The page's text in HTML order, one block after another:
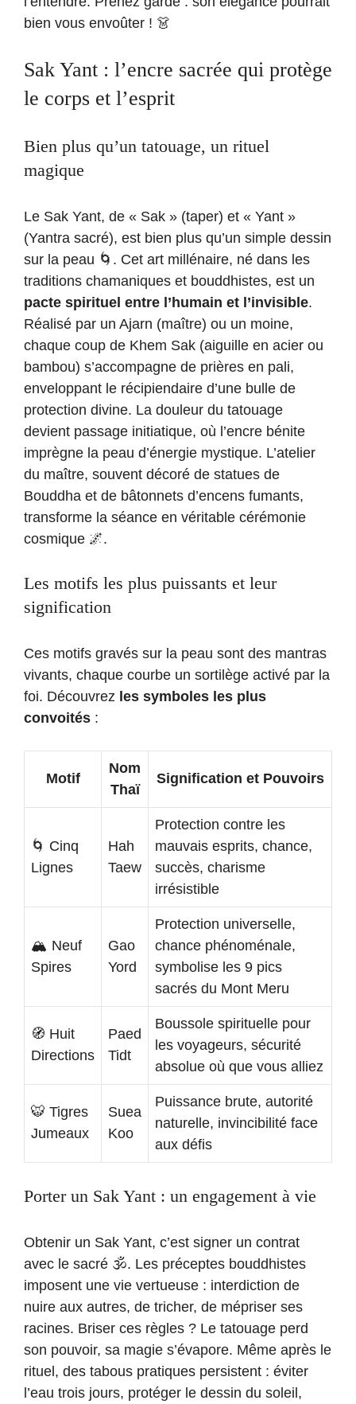
bien vous envoûter ! 👗
Sak Yant : l’encre sacrée qui protège
le corps et l’esprit
Bien plus qu’un tatouage, un rituel
magique
Le Sak Yant, de « Sak » (taper) et « Yant »
(Yantra sacré), est bien plus qu’un simple dessin
sur la peau 🌀. Cet art millénaire, né dans les
traditions chamaniques et bouddhistes, est un
pacte spirituel entre l’humain et l’invisible.
Réalisé par un Ajarn (maître) ou un moine,
chaque coup de Khem Sak (aiguille en acier ou
bambou) s’accompagne de prières en pali,
enveloppant le récipiendaire d’une bulle de
protection divine. La douleur du tatouage
devient passage initiatique, où l’encre bénite
imprègne la peau d’énergie mystique. L’atelier
du maître, souvent décoré de statues de
Bouddha et de bâtonnets d’encens fumants,
transforme la séance en véritable cérémonie
cosmique 🌌.
Les motifs les plus puissants et leur
signification
Ces motifs gravés sur la peau sont des mantras
vivants, chaque courbe un sortilège activé par la
foi. Découvrez les symboles les plus
convoités :
Motif
Nom
Thaï
Signification et Pouvoirs
🌀 Cinq
Lignes
Hah
Taew
Protection contre les
mauvais esprits, chance,
succès, charisme
irrésistible
🏔️ Neuf
Spires
Gao
Yord
Protection universelle,
chance phénoménale,
symbolise les 9 pics
sacrés du Mont Meru
🧭 Huit
Directions
Paed
Tidt
Boussole spirituelle pour
les voyageurs, sécurité
absolue où que vous alliez
🐯 Tigres
Jumeaux
Suea
Koo
Puissance brute, autorité
naturelle, invincibilité face
aux défis
Porter un Sak Yant : un engagement à vie
Obtenir un Sak Yant, c’est signer un contrat
avec le sacré 🕉️. Les préceptes bouddhistes
imposent une vie vertueuse : interdiction de
nuire aux autres, de tricher, de mépriser ses
racines. Briser ces règles ? Le tatouage perd
son pouvoir, sa magie s’évapore. Même après le
rituel, des tabous pratiques persistent : éviter
l’eau trois jours, protéger le dessin du soleil,